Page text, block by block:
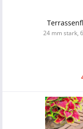
24 mm stark,